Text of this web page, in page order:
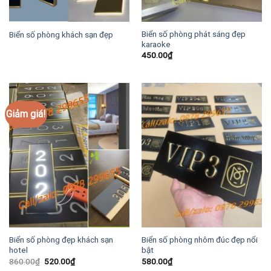
Biển số phòng khách sạn đẹp
Biển số phòng phát sáng đẹp
karaoke
450.00₫
Giảm giá!
Biển số phòng đẹp khách sạn
hotel
860.00₫ Giá
520.00₫Giá
hiện
Biển số phòng nhôm đúc đẹp nổi
bật
580.00₫